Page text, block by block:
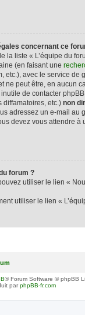
concernant ce
la liste « L’équipe du
(en faisant une
etc.), avec le service de
ne peut être, en aucun
de contacter
diffamatoires, etc.) non
adressez un e-mail au
devez vous attendre à
forum ?
utiliser le lien «
utiliser le lien «
® Forum Software © phpBB
parphpBB-fr.com